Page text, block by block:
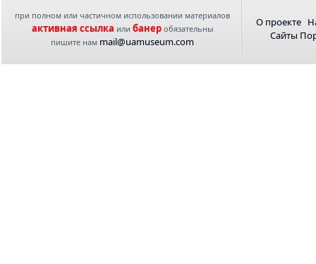
при полном или частичном использовании материалов
активная ссылка или банеробязательны
пишите нам mail@uamuseum.com
О проекте
Сайты